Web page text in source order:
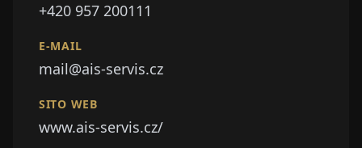
+420 957 200111
E-MAIL
mail@ais-servis.cz
SITO WEB
www.ais-servis.cz/